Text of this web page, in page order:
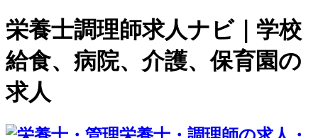
栄養士調理師求人ナビ｜学校
給食、病院、介護、保育園の
求人